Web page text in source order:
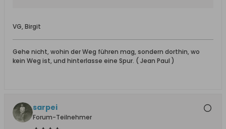
VG, Birgit
Gehe nicht, wohin der Weg führen mag, sondern dorthin, wo
kein Weg ist, und hinterlasse eine Spur. ( Jean Paul )
sarpei
Forum-Teilnehmer